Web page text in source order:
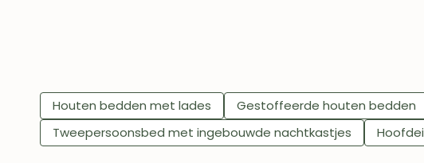
Houten bedden met lades Gestoffeerde houten bedden
Tweepersoonsbed met ingebouwde nachtkastjes